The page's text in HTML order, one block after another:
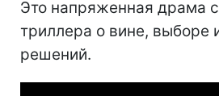
Это напряженная драма
триллера о вине, выборе
решений.